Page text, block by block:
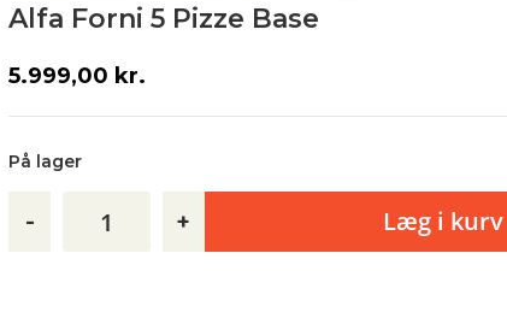
Alfa Forni 5 Pizze Base
5.999,00 kr.
På lager
- + Læg i kurv